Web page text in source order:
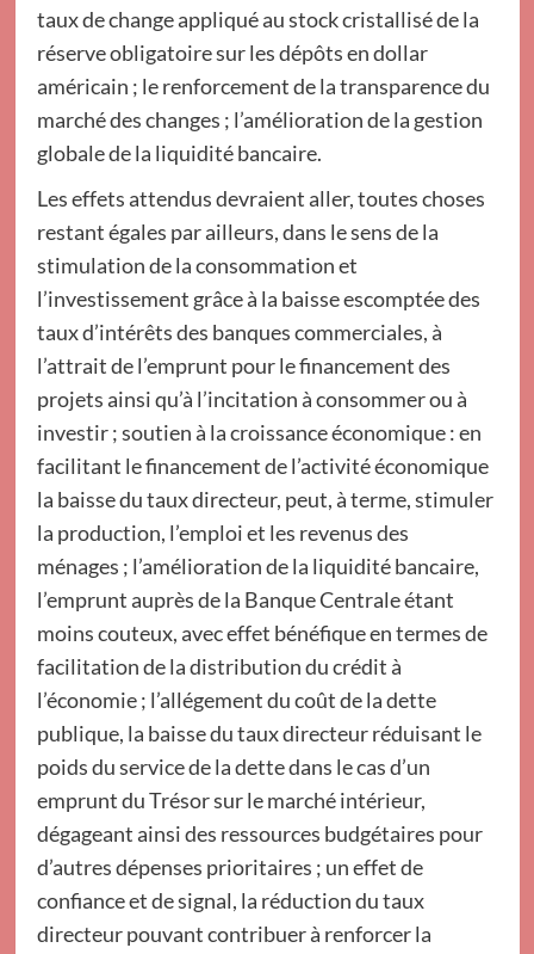
taux de change appliqué au stock cristallisé de la
réserve obligatoire sur les dépôts en dollar
américain ; le renforcement de la transparence du
marché des changes ; l’amélioration de la gestion
globale de la liquidité bancaire.
Les effets attendus devraient aller, toutes choses
restant égales par ailleurs, dans le sens de la
stimulation de la consommation et
l’investissement grâce à la baisse escomptée des
taux d’intérêts des banques commerciales, à
l’attrait de l’emprunt pour le financement des
projets ainsi qu’à l’incitation à consommer ou à
investir ; soutien à la croissance économique : en
facilitant le financement de l’activité économique
la baisse du taux directeur, peut, à terme, stimuler
la production, l’emploi et les revenus des
ménages ; l’amélioration de la liquidité bancaire,
l’emprunt auprès de la Banque Centrale étant
moins couteux, avec effet bénéfique en termes de
facilitation de la distribution du crédit à
l’économie ; l’allégement du coût de la dette
publique, la baisse du taux directeur réduisant le
poids du service de la dette dans le cas d’un
emprunt du Trésor sur le marché intérieur,
dégageant ainsi des ressources budgétaires pour
d’autres dépenses prioritaires ; un effet de
confiance et de signal, la réduction du taux
directeur pouvant contribuer à renforcer la